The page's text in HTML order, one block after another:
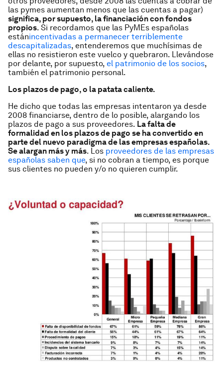
las pymes aumentan menos que las cuentas a pagar)
significa, por supuesto, la financiación con fondos
propios. Si recordamos que las PyMEs españolas
estánincentivadas a permanecer terriblemente
descapitalizadas, entenderemos que muchísimas de
ellas no resistieron este vuelco y quebraron. Llevándose
por delante, por supuesto, el patrimonio de los socios,
también el patrimonio personal.
Los plazos de pago, o la patata caliente.
He dicho que todas las empresas intentaron ya desde
2008 financiarse, dentro de lo posible, alargando los
plazos de pago a sus proveedores. La falta de
formalidad en los plazos de pago se ha convertido en
parte del nuevo paradigma de las empresas españolas.
Se alargan más y más. Los proveedores de las empresas
españolas saben que, si no cobran a tiempo, es porque
sus clientes no pueden y/o no quieren cumplir.